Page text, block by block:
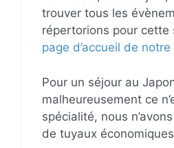
trouver tous les
répertorions pour cette
page d’accueil de notre
Pour un séjour au
malheureusement ce
spécialité, nous
de tuyaux